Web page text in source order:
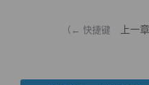
（← 快捷键 上一章